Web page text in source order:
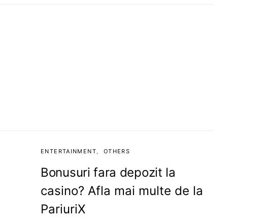
ENTERTAINMENT OTHERS
Bonusuri fara depozit la
casino? Afla mai multe de la
PariuriX